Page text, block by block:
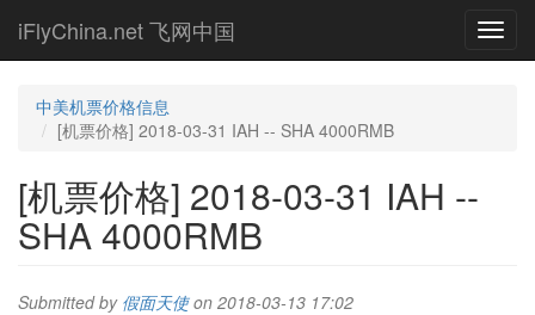
main
iFlyChina.net 飞网中国
中美机票价格信息
[机票价格] 2018-03-31 IAH -- SHA 4000RMB
[机票价格] 2018-03-31 IAH --
SHA 4000RMB
Submitted by 假面天使on 2018-03-13 17:02